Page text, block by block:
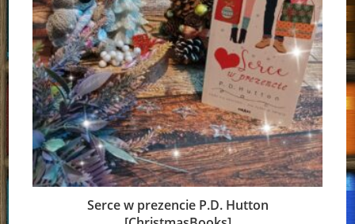
Serce w prezencie P.D. Hutton